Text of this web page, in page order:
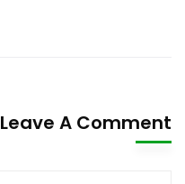
Leave A Comment